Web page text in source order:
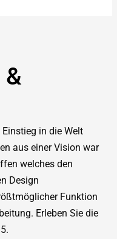
in die Welt
aus einer Vision war
welches den
Design
Funktion
Erleben Sie die